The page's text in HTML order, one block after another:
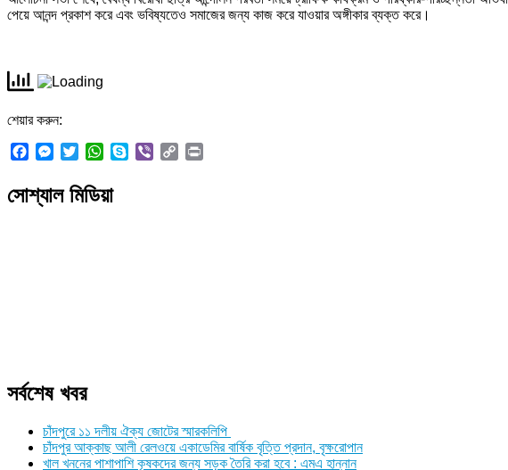
পেয়ে আনন্দ প্রকাশ করে এবং ভবিষ্যতেও সমাজের জন্য কাজ করে যাওয়ার অঙ্গীকার ব্যক্ত করে।
শেয়ার করুন:
Facebook
Messenger
TwitterWhatsApp
SkypeViber Copy
সোশ্যাল মিডিয়া
সর্বশেষ খবর
চাঁদপুরে ১১ দলীয় ঐক্য জোটের স্মারকলিপি
চাঁদপুর আক্কাছ আলী রেলওয়ে একাডেমির বার্ষিক বৃত্তি প্রদান, বৃক্ষরোপান
খাল খননের পাশাপাশি কৃষকদের জন্য সড়ক তৈরি করা হবে : এমএ হান্নান